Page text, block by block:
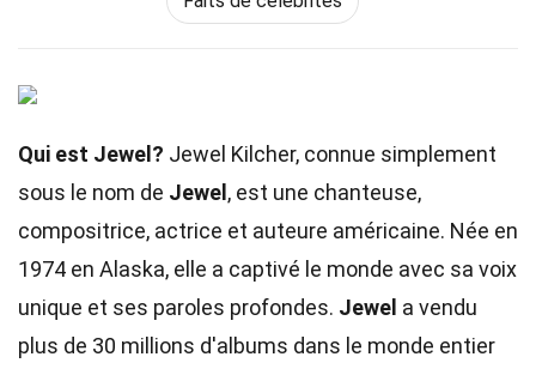
Qui est Jewel? Jewel Kilcher, connue simplement
sous le nom de Jewel , est une chanteuse,
compositrice, actrice et auteure américaine. Née en
1974 en Alaska, elle a captivé le monde avec sa voix
unique et ses paroles profondes. Jewel a vendu
plus de 30 millions d'albums dans le monde entier